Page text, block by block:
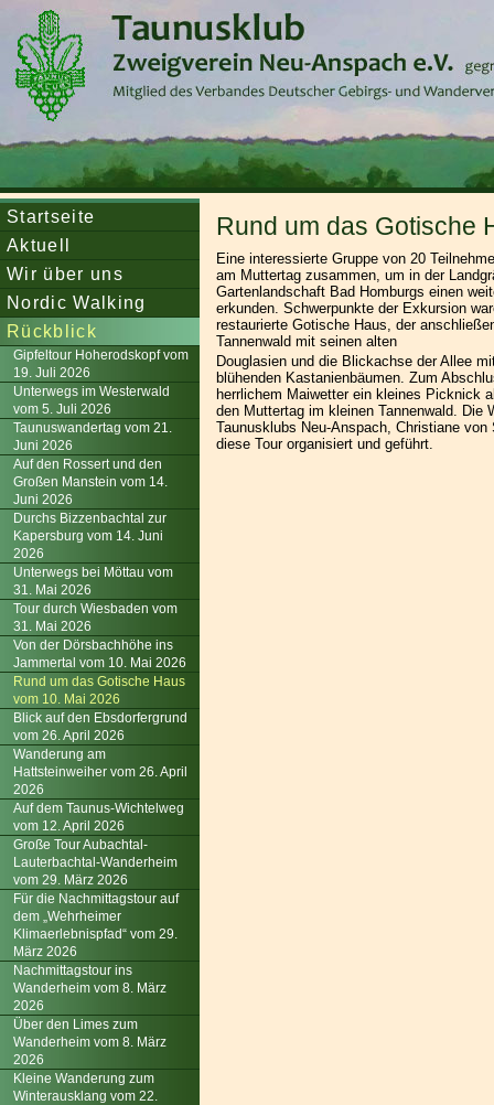
Startseite
Aktuell
Wir über uns
Nordic Walking
Rückblick
Gipfeltour Hoherodskopf vom
19. Juli 2026
Unterwegs im Westerwald
vom 5. Juli 2026
Taunuswandertag vom 21.
Juni 2026
Auf den Rossert und den
Großen Manstein vom 14.
Juni 2026
Durchs Bizzenbachtal zur
Kapersburg vom 14. Juni
2026
Unterwegs bei Möttau vom
31. Mai 2026
Tour durch Wiesbaden vom
31. Mai 2026
Von der Dörsbachhöhe ins
Jammertal vom 10. Mai 2026
Rund um das Gotische Haus
vom 10. Mai 2026
Blick auf den Ebsdorfergrund
vom 26. April 2026
Wanderung am
Hattsteinweiher vom 26. April
2026
Auf dem Taunus-Wichtelweg
vom 12. April 2026
Große Tour Aubachtal-
Lauterbachtal-Wanderheim
vom 29. März 2026
Für die Nachmittagstour auf
dem „Wehrheimer
Klimaerlebnispfad“ vom 29.
März 2026
Nachmittagstour ins
Wanderheim vom 8. März
2026
Über den Limes zum
Wanderheim vom 8. März
2026
Kleine Wanderung zum
Winterausklang vom 22.
Rund um das Gotische
Eine interessierte Gruppe von 20
am Muttertag zusammen, um in der
Gartenlandschaft Bad Homburgs einen
erkunden. Schwerpunkte der Exkursion
restaurierte Gotische Haus, der
Tannenwald mit seinen alten
Douglasien und die Blickachse der Allee
blühenden Kastanienbäumen. Zum
herrlichem Maiwetter ein kleines Picknick
den Muttertag im kleinen Tannenwald. Die
Taunusklubs Neu-Anspach, Christiane
diese Tour organisiert und geführt.